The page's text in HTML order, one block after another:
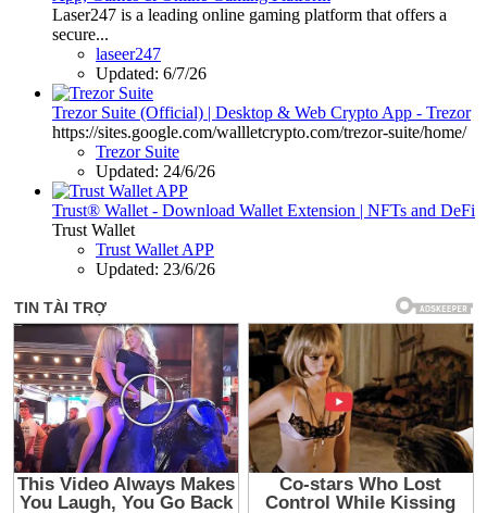
Laser247 is a leading online gaming platform that offers a
secure...
laseer247
Updated: 6/7/26
Trezor Suite (Official) | Desktop & Web Crypto App - Trezor
https://sites.google.com/wallletcrypto.com/trezor-suite/home/
Trezor Suite
Updated: 24/6/26
Trust® Wallet - Download Wallet Extension | NFTs and DeFi
Trust Wallet
Trust Wallet APP
Updated: 23/6/26